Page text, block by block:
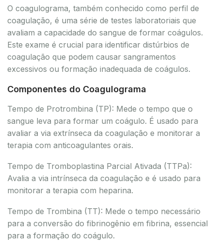
O coagulograma, também conhecido como perfil de
coagulação, é uma série de testes laboratoriais que
avaliam a capacidade do sangue de formar coágulos.
Este exame é crucial para identificar distúrbios de
coagulação que podem causar sangramentos
excessivos ou formação inadequada de coágulos.
Componentes do Coagulograma
Tempo de Protrombina (TP): Mede o tempo que o
sangue leva para formar um coágulo. É usado para
avaliar a via extrínseca da coagulação e monitorar a
terapia com anticoagulantes orais.
Tempo de Tromboplastina Parcial Ativada (TTPa):
Avalia a via intrínseca da coagulação e é usado para
monitorar a terapia com heparina.
Tempo de Trombina (TT): Mede o tempo necessário
para a conversão do fibrinogênio em fibrina, essencial
para a formação do coágulo.